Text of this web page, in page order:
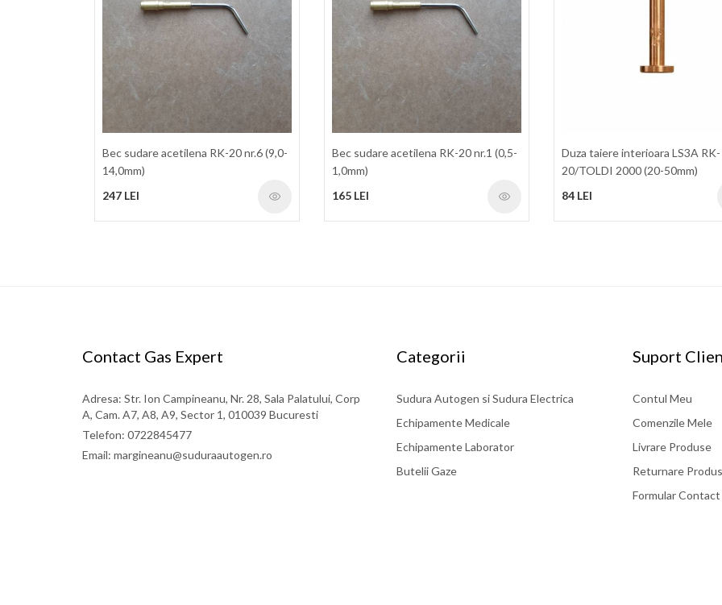
Bec sudare acetilena RK-20 nr.6 (9,0-
14,0mm)
247 LEI
Bec sudare acetilena RK-20 nr.1 (0,5-
1,0mm)
165 LEI
Duza taiere interioara LS3A RK-
20/TOLDI 2000 (20-50mm)
84 LEI
Contact Gas Expert
Adresa: Str. Ion Campineanu, Nr. 28, Sala Palatului, Corp
A, Cam. A7, A8, A9, Sector 1, 010039 Bucuresti
Telefon: 0722845477
Email: margineanu@suduraautogen.ro
Categorii
Sudura Autogen si Sudura Electrica
Echipamente Medicale
Echipamente Laborator
Butelii Gaze
Suport
Contul Meu
Comenzile Mele
Livrare Produse
Returnare
Formular Contact